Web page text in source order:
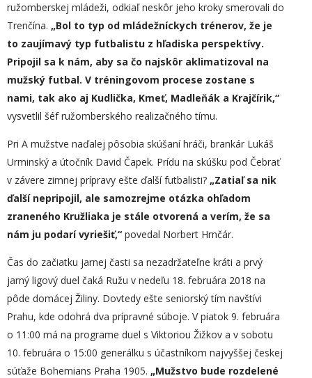
ružomberskej mládeži, odkiaľ neskôr jeho kroky smerovali do
Trenčína. „Bol to typ od mládežníckych trénerov, že je
to zaujímavý typ futbalistu z hľadiska perspektívy.
Pripojil sa k nám, aby sa čo najskôr aklimatizoval na
mužský futbal. V tréningovom procese zostane s
nami, tak ako aj Kudlička, Kmeť, Madleňák a Krajčírik,“
vysvetlil šéf ružomberského realizačného tímu.
Pri A mužstve naďalej pôsobia skúšaní hráči, brankár Lukáš
Urminský a útočník David Čapek. Prídu na skúšku pod Čebrať
v závere zimnej prípravy ešte ďalší futbalisti? „Zatiaľ sa nik
ďalší nepripojil, ale samozrejme otázka ohľadom
zraneného Kružliaka je stále otvorená a verím, že sa
nám ju podarí vyriešiť,“ povedal Norbert Hrnčár.
Čas do začiatku jarnej časti sa nezadržateľne kráti a prvý
jarný ligový duel čaká Ružu v nedeľu 18. februára 2018 na
pôde domácej Žiliny. Dovtedy ešte seniorský tím navštívi
Prahu, kde odohrá dva prípravné súboje. V piatok 9. februára
o 11:00 má na programe duel s Viktoriou Žižkov a v sobotu
10. februára o 15:00 generálku s účastníkom najvyššej českej
súťaže Bohemians Praha 1905. „Mužstvo bude rozdelené